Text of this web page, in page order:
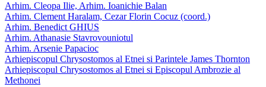
Arhim. Cleopa Ilie, Arhim. Ioanichie Balan
Arhim. Clement Haralam, Cezar Florin Cocuz (coord.)
Arhim. Benedict GHIUS
Arhim. Athanasie Stavrovouniotul
Arhim. Arsenie Papacioc
Arhiepiscopul Chrysostomos al Etnei si Parintele James Thornton
Arhiepiscopul Chrysostomos al Etnei si Episcopul Ambrozie al
Methonei